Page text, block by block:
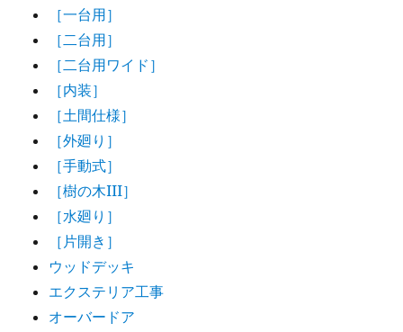
［一台用］
［二台用］
［二台用ワイド］
［内装］
［土間仕様］
［外廻り］
［手動式］
［樹の木III］
［水廻り］
［片開き］
ウッドデッキ
エクステリア工事
オーバードア